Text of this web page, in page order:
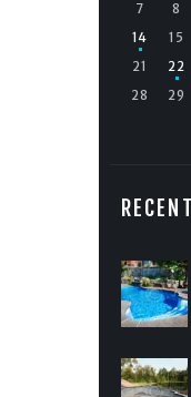
7
8
14
15
21
22
28
29